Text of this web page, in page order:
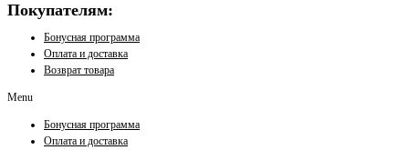
Покупателям:
Бонусная программа
Оплата и доставка
Возврат товара
Menu
Бонусная программа
Оплата и доставка